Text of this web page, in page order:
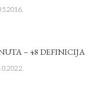
– 48 DEFINICIJA